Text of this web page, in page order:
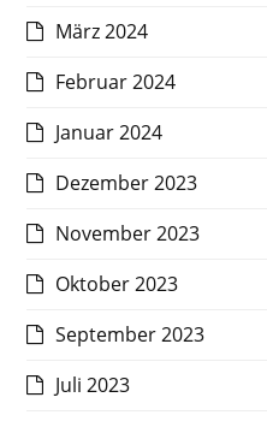
März 2024
Februar 2024
Januar 2024
Dezember 2023
November 2023
Oktober 2023
September 2023
Juli 2023